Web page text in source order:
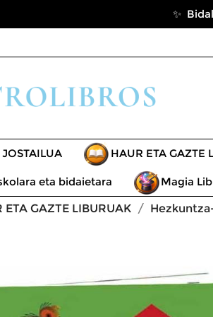
✨
HAUR ETA GAZTE
eta bidaietara Magia
ETA GAZTE LIBURUAK